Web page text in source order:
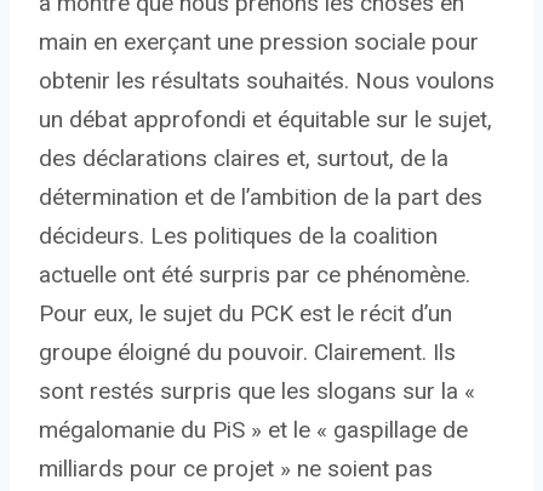
main en exerçant une pression sociale pour
obtenir les résultats souhaités. Nous voulons
un débat approfondi et équitable sur le sujet,
des déclarations claires et, surtout, de la
détermination et de l’ambition de la part des
décideurs. Les politiques de la coalition
actuelle ont été surpris par ce phénomène.
Pour eux, le sujet du PCK est le récit d’un
groupe éloigné du pouvoir. Clairement. Ils
sont restés surpris que les slogans sur la «
mégalomanie du PiS » et le « gaspillage de
milliards pour ce projet » ne soient pas